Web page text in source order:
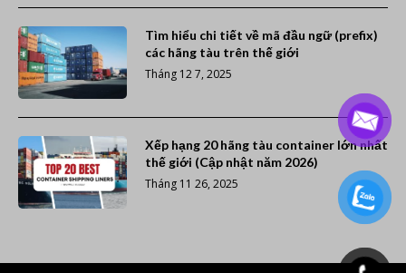
Tìm hiểu chi tiết về mã đầu ngữ (prefix)
các hãng tàu trên thế giới
Tháng 12 7, 2025
Xếp hạng 20 hãng tàu container lớn nhất
thế giới (Cập nhật năm 2026)
Tháng 11 26, 2025